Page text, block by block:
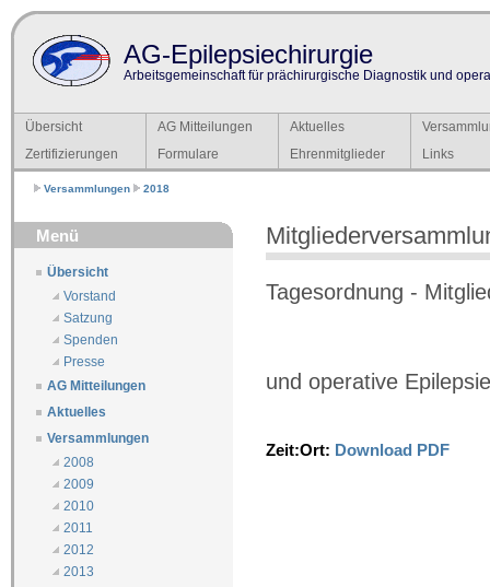
AG-Epilepsiechirurgie
Arbeitsgemeinschaft für prächirurgische Diagnostik und
Übersicht AG Mitteilungen Aktuelles
Zertifizierungen
Formulare Ehrenmitglieder Links
Versammlungen 2018
Menü
Übersicht
Vorstand
Satzung
Spenden
Presse
AG Mitteilungen
Aktuelles
Versammlungen
2008
2009
2010
2011
2012
2013
Tagesordnung -
und operative
Zeit:Ort: Download PDF